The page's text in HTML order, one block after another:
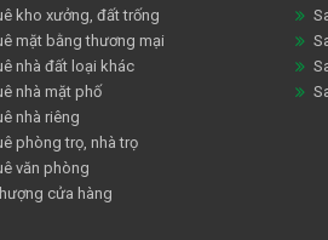
kho xưởng, đất trống
mặt bằng thương mại
nhà đất loại khác
nhà mặt phố
nhà riêng
phòng trọ, nhà trọ
văn phòng
cửa hàng